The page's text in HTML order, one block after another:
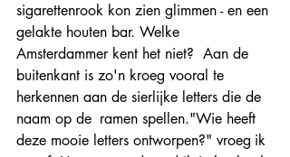
sigarettenrook kon zien glimmen - en een
gelakte houten bar. Welke
Amsterdammer kent het niet?  Aan de
buitenkant is zo'n kroeg vooral te
herkennen aan de sierlijke letters die de
naam op de ramen spellen."Wie heeft
deze mooie letters ontworpen?" vroeg ik